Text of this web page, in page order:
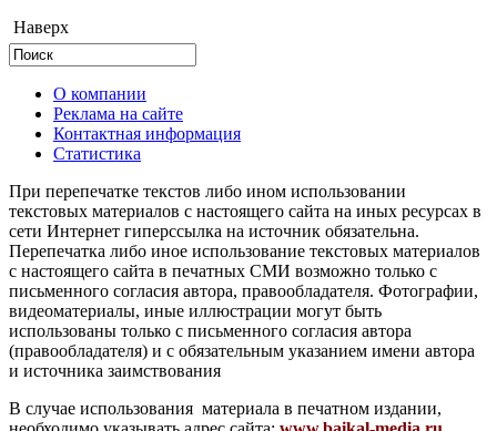
Наверх
О компании
Реклама на сайте
Контактная информация
Статистика
При перепечатке текстов либо ином использовании
текстовых материалов с настоящего сайта на иных ресурсах в
сети Интернет гиперссылка на источник обязательна.
Перепечатка либо иное использование текстовых материалов
с настоящего сайта в печатных СМИ возможно только с
письменного согласия автора, правообладателя. Фотографии,
видеоматериалы, иные иллюстрации могут быть
использованы только с письменного согласия автора
(правообладателя) и с обязательным указанием имени автора
и источника заимствования
В случае использования материала в печатном издании,